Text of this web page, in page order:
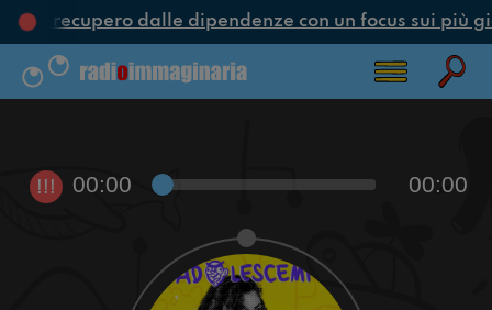
e recupero dalle dipendenze con un focus sui più
!!! 00:00 00:00